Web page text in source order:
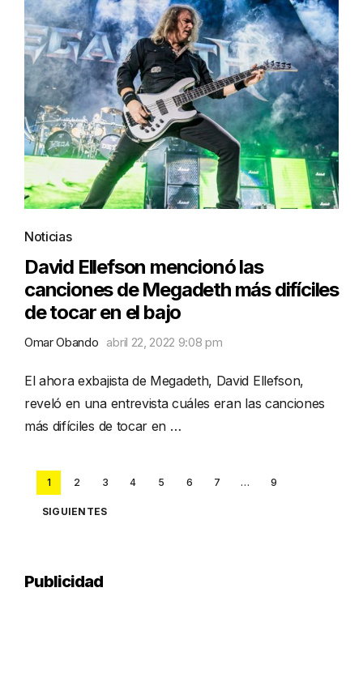
Noticias
David Ellefson mencionó las
canciones de Megadeth más difíciles
de tocar en el bajo
Omar Obando abril 22, 2022 9:08 pm
El ahora exbajista de Megadeth, David Ellefson,
reveló en una entrevista cuáles eran las canciones
más difíciles de tocar en …
Posts
pagination
1 2 3 4 5 6 7 … 9
SIGUIENTES
Publicidad